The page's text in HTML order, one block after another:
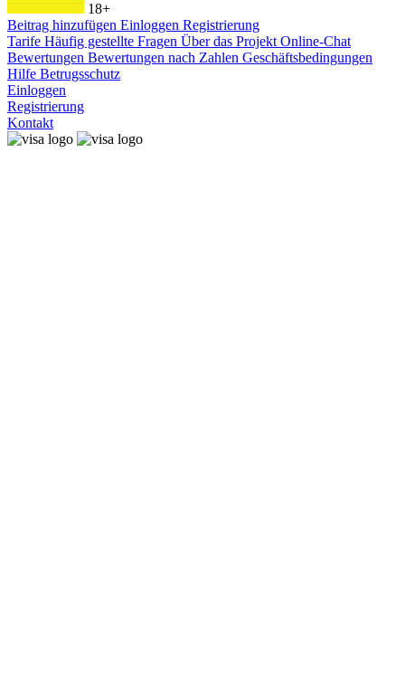
18+
Beitrag hinzufügen Einloggen Registrierung
Tarife Häufig gestellte Fragen Über das Projekt Online-Chat
Bewertungen Bewertungen nach Zahlen Geschäftsbedingungen
Hilfe Betrugsschutz
Einloggen
Registrierung
Kontakt